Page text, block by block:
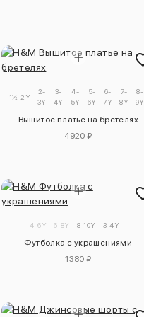
1½-2Y
2-
3Y
3-
4Y
4-
5Y
5-
6Y
6-
7Y
7-
8Y
8-
9Y
Вышитое платье на бретелях
4920 ₽
4-6Y 6-8Y 8-10Y 3-4Y
Футболка с украшениями
1380 ₽